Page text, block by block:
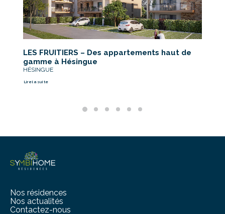
LES FRUITIERS – Des appartements haut de
gamme à Hésingue
HÉSINGUE
Lire la suite
Nos résidences
Nos actualités
Contactez-nous